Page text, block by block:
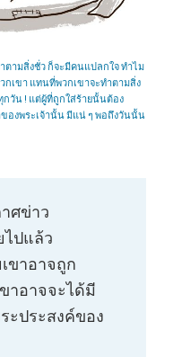
ตามสิ่งชั่ว ก็จะมีคนแปลกใจ ทำไม
เขา แทนที่พวกเขาจะทำตามสิ่ง
กวัน ! แต่ผู้ที่ถูกใส่ร้ายนั้นต้อง
ของพระเจ้านั้น มีแน่ ๆ พอถึงวันนั้น
ศข่าว
ไปแล้ว
ขาอาจถูก
าอาจจะได้มี
ประสงค์ของ